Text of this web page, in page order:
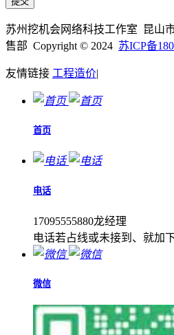
苏州挖机会网络科技工作室 昆山
售部 Copyright © 2024 苏ICP备
友情链接 工程造价|
首页
电话
17095555880龙经理
电话若占线或未接到、就加
微信